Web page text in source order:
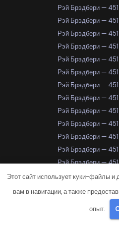
Рэй Брэдбери —
Рэй Брэдбери —
Рэй Брэдбери —
Рэй Брэдбери —
Рэй Брэдбери —
Рэй Брэдбери —
Рэй Брэдбери —
Рэй Брэдбери —
Рэй Брэдбери —
Рэй Брэдбери —
Рэй Брэдбери —
Рэй Брэдбери —
Рэй Брэдбери —
Рэй Брэдбери —
Рэй Брэдбери —
Рэй Брэдбери —
Рэй Брэдбери —
Этот сайт использует куки-файлы и
вам в навигации, а также
опыт.